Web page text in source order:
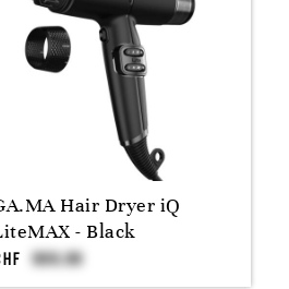
Hair Dryer iQ
- Black